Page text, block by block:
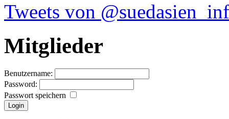
Tweets von
Mitglieder
Benutzername:
Password:
Passwort speichern